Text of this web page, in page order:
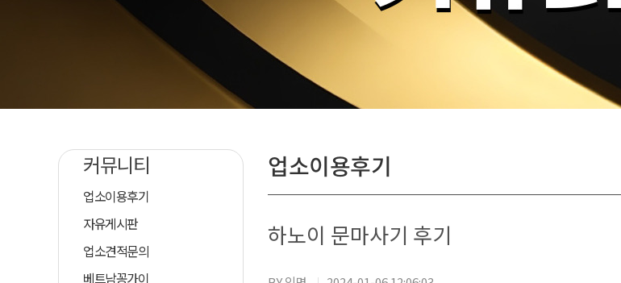
커뮤니티
업소이용후기
자유게시판
업소견적문의
베트남꽁가이
업소이용후기
하노이 문마사기 후기